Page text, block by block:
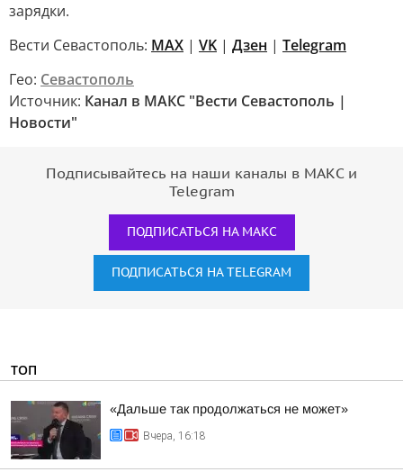
зарядки.
Вести Севастополь: MAX | VK | Дзен | Telegram
Гео: Севастополь
Источник: Канал в МАКС "Вести Севастополь |
Новости"
Подписывайтесь на наши каналы в МАКС и
Telegram
ПОДПИСАТЬСЯ НА МАКС
ПОДПИСАТЬСЯ НА TELEGRAM
ТОП
«Дальше так продолжаться не может»
Вчера, 16:18